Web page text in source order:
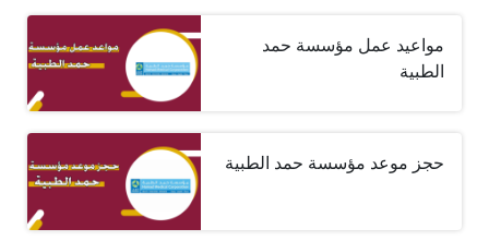
مواعيد عمل مؤسسة حمد
الطبية
حجز موعد مؤسسة حمد الطبية